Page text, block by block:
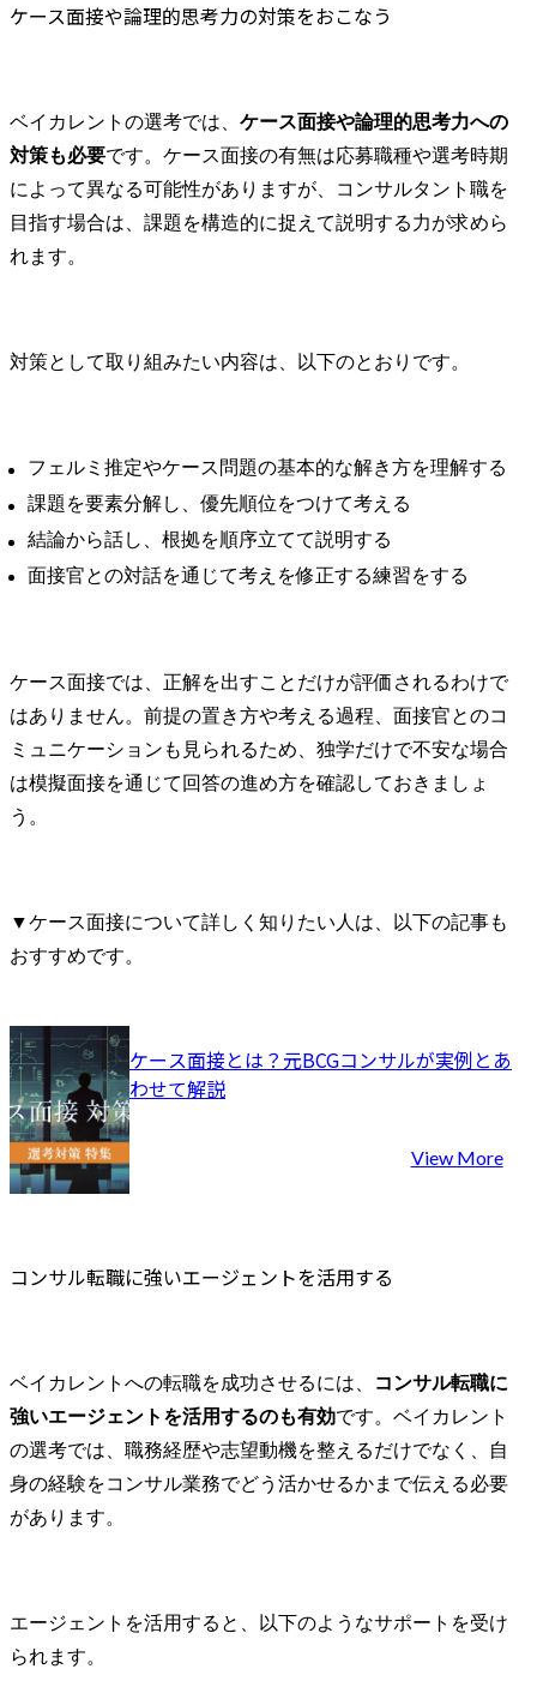
ケース面接や論理的思考力の対策をおこなう
ベイカレントの選考では、 ケース面接や論理的思考力への
対策も必要です。ケース面接の有無は応募職種や選考時期
によって異なる可能性がありますが、コンサルタント職を
目指す場合は、課題を構造的に捉えて説明する力が求めら
れます。
対策として取り組みたい内容は、以下のとおりです。
フェルミ推定やケース問題の基本的な解き方を理解する
課題を要素分解し、優先順位をつけて考える
結論から話し、根拠を順序立てて説明する
面接官との対話を通じて考えを修正する練習をする
ケース面接では、正解を出すことだけが評価されるわけで
はありません。前提の置き方や考える過程、面接官とのコ
ミュニケーションも見られるため、独学だけで不安な場合
は模擬面接を通じて回答の進め方を確認しておきましょ
う。
▼ケース面接について詳しく知りたい人は、以下の記事も
おすすめです。
ケース面接とは？元BCGコンサルが実例とあ
わせて解説
View More
コンサル転職に強いエージェントを活用する
ベイカレントへの転職を成功させるには、
コンサル転職に
強いエージェントを活用するのも有効です。ベイカレント
の選考では、職務経歴や志望動機を整えるだけでなく、自
身の経験をコンサル業務でどう活かせるかまで伝える必要
があります。
エージェントを活用すると、以下のようなサポートを受け
られます。